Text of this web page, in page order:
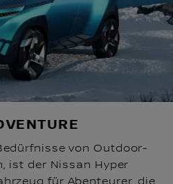
von Outdoor-
ist der Nissan Hyper